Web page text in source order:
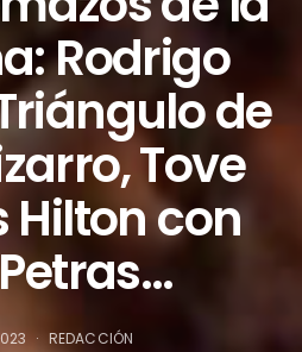
Rodrigo
de
Tove
Hilton con
REDACCIÓN